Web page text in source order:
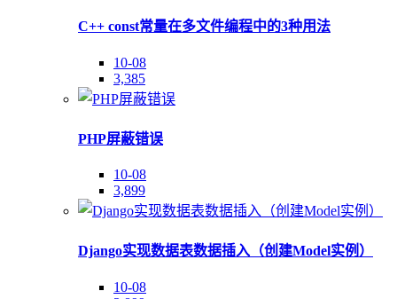
C++ const常量在多文件编程中的3种用法
10-08
3,385
PHP屏蔽错误
10-08
3,899
Django实现数据表数据插入（创建Model实例）
10-08